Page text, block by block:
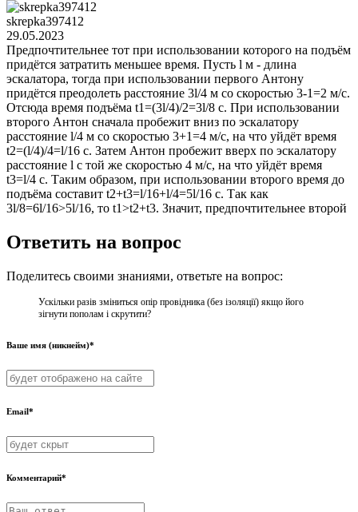
skrepka397412
29.05.2023
Предпочтительнее тот при использовании которого на подъём
придётся затратить меньшее время. Пусть l м - длина
эскалатора, тогда при использовании первого Антону
придётся преодолеть расстояние 3l/4 м со скоростью 3-1=2 м/с.
Отсюда время подъёма t1=(3l/4)/2=3l/8 с. При использовании
второго Антон сначала пробежит вниз по эскалатору
расстояние l/4 м со скоростью 3+1=4 м/с, на что уйдёт время
t2=(l/4)/4=l/16 с. Затем Антон пробежит вверх по эскалатору
расстояние l с той же скоростью 4 м/с, на что уйдёт время
t3=l/4 с. Таким образом, при использовании второго время до
подъёма составит t2+t3=l/16+l/4=5l/16 с. Так как
3l/8=6l/16>5l/16, то t1>t2+t3. Значит, предпочтительнее второй
Ответить на вопрос
Поделитесь своими знаниями, ответьте на вопрос:
Ускільки разів зміниться опір провідника (без ізоляції) якщо його
зігнути пополам і скрутити?
Ваше имя (никнейм)*
Email*
Комментарий*